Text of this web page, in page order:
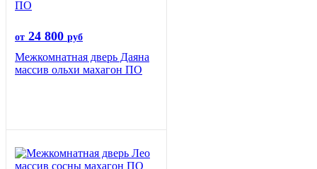
от 24 800 руб
Межкомнатная дверь Даяна
массив ольхи махагон ПО